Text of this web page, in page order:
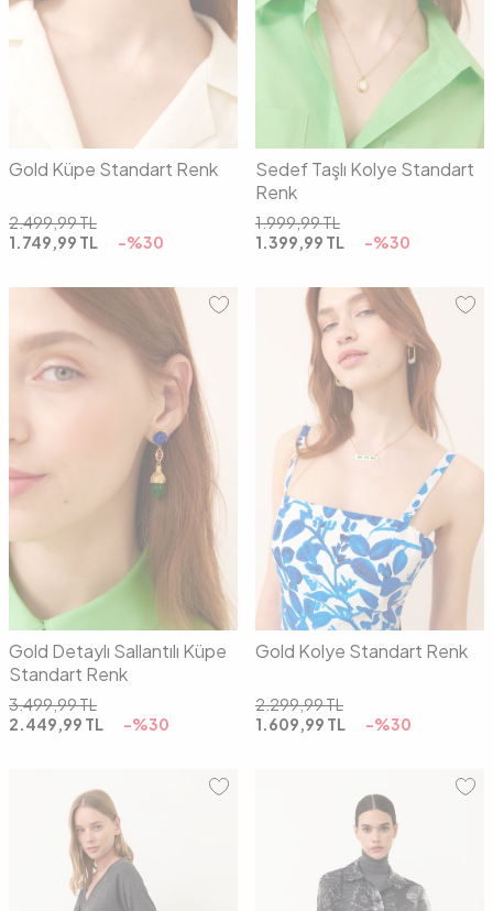
Gold Küpe Standart Renk
2.499,99TL
1.749,99 TL -%30
Sedef Taşlı Kolye Standart
Renk
1.999,99TL
1.399,99 TL -%30
Gold Detaylı Sallantılı Küpe
Standart Renk
3.499,99TL
2.449,99 TL -%30
00
Gold Kolye Standart Renk
2.299,99TL
1.609,99 TL -%30